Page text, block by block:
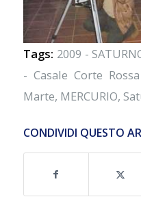
Tags: 2009 -
- Casale Corte
Marte, MERCURIO,
CONDIVIDI QUESTO